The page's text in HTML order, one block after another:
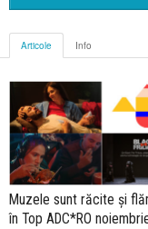
Articole Info
Muzele sunt răcite și
în Top ADC*RO